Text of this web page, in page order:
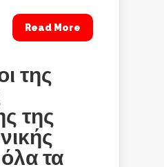
Read More
της
της
τα